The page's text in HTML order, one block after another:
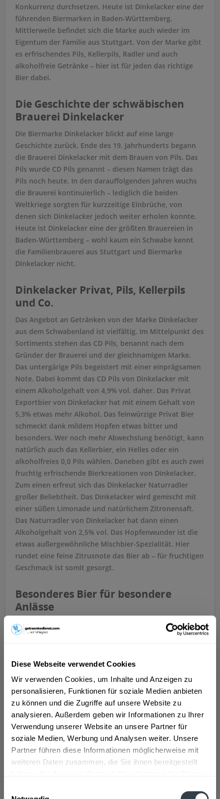
Diese Webseite verwendet Cookies
Wir verwenden Cookies, um Inhalte und Anzeigen zu
personalisieren, Funktionen für soziale Medien anbieten
zu können und die Zugriffe auf unsere Website zu
analysieren. Außerdem geben wir Informationen zu Ihrer
Verwendung unserer Website an unsere Partner für
soziale Medien, Werbung und Analysen weiter. Unsere
Partner führen diese Informationen möglicherweise mit
weiteren Daten zusammen, die Sie ihnen bereitgestellt
Konkurrenz durchsetzen. Heute ist Dinkelacker eine der
führenden Biermarken in Baden-Württemberg.
Mittlerweile befindet sich die Marke auch wieder im
Eigentum der Familie aus Stuttgart. Von der Marke gibt
es erfrischendes Pils, Kellerpils, Radler und auch
alkoholfreie Getränke – hier ist für jeden das richtige
Bier dabei.
Die Geschichte der schwäbischen
Brauerei Dinkelacker
Die Biermarke Dinkelacker blickt auf eine lange
Geschichte zurück. Ende des 19. Jahrhunderts begann
die Brauerei Dinkelacker mit dem Brauen von Pils. Das
Pils wurde CD Pils genannt – diesen Namen trägt das
Pils noch heute. In den darauffolgenden Jahren wuchs
die Brauerei kontinuierlich – lediglich die beiden
Weltkriege sorgten für kurzzeitige Einbrüche, von
denen sich Dinkelacker jedoch weiter erholen konnte.
Heute ist Dinkelacker eine der größten Brauereien in
Baden-Württemberg – wohl kaum ein Schwabe kennt
die Familienbrauerei aus Stuttgart und Biermarke
Dinkelacker nicht.
Dinkelacker Privat, Pils, Kellerpils
und Co.
Das Angebot an Getränken von der Marke Dinkelacker
aus dem Schwabenland ist vielfältig. Im Mittelpunkt des
Sortiments stehen das CD Pils, benannt nach dem
Gründer der Brauerei und der gleichnamigen Marke.
Das untergärige Pils begeistert mit einer einprägsamen
Note. Dabei kommt das CD Pils von Dinkelacker mit
einem Alkoholgehalt von 4,9% vol. daher. Das Privat
Exportbier von Dinkelacker hat mit einem Gehalt von
5,3% etwas mehr Alkohol. Das feinwürzige Privat Bier
schmeckt dank mildem Hopfen etwas bitter und
besonders. Wer noch mehr Abwechslung benötigt, kann
natürlich auch das Kellerbier, ein Helles oder ein
alkoholfreies 0,0 Pils wählen. Daneben gibt es auch zwei
fruchtig erfrischende Bierkreationen von Dinkelacker.
Zum einen erfreut sich das Dinkelacker Naturradler
großer Beliebtheit. Das Dinkelacker wird gemischt mit
einer süßen Limonade und natürlichem Zitronensaft.
Das Naturradler von Dinkelacker hat dann einen
Alkoholgehalt von 2,5% vol. Das Hopfenwunder ist die
etwas außergewöhnliche Mischbier-Spezialität. Hier
rundet eine feine Zitrusnote das Bier ab – für fruchtigen
Geschmack ist somit gesorgt.
Besonderes Bier für besondere
Anlässe
Darüber hinaus bietet die Marke Dinkelacker auch
saisonal verschiedene Bierspezialitäten an. Im Frühling
Alkoholgehalt von 5,7% vol und einer hohen
bis Mai. Passend zur Volksfestzeit produzieren die
Brauer von Dinkelacker zwischen Juli und September ein
eigenes Volksfestbier. Das würzige Festbier wird unter
anderem auf den Cannstatter Wasn ausgeschenkt. Im
Winter gibt es dann noch das Dinkelacker
Weihnachtsbier. Besonders kräftig und vollmundig
kommt das Winterbier an einem kalten Abend
besonders gut auf dem heimischen Sofa vor dem Kamin